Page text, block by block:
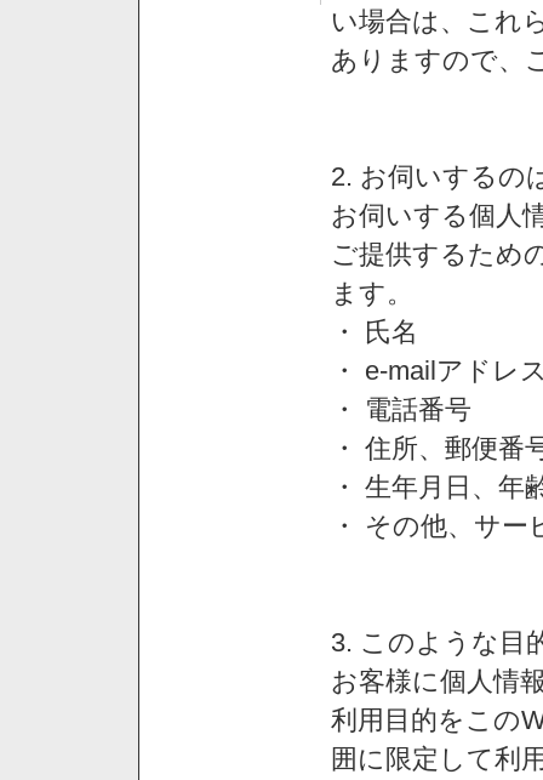
い場合は、これ
ありますので、
2. お伺いするの
お伺いする個人
ご提供するため
ます。
・ 氏名
・ e-mailアドレ
・ 電話番号
・ 住所、郵便番
・ 生年月日、年
・ その他、サ
3. このような目
お客様に個人情
利用目的をこの
囲に限定して利